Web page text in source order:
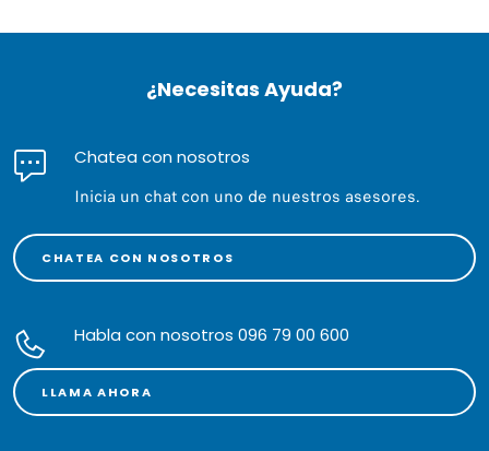
¿Necesitas Ayuda?
Chatea con nosotros
Inicia un chat con uno de nuestros asesores.
CHATEA CON NOSOTROS
Habla con nosotros 096 79 00 600
LLAMA AHORA